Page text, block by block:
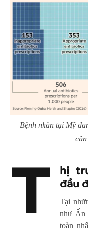
Bệnh nhân tại Mỹ
cần
T
hị
đầu
Tại
như Ấn
toàn